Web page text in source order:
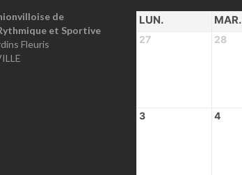
de
et Sportive
Fleuris
LUN. MAR.
27 28
3 4